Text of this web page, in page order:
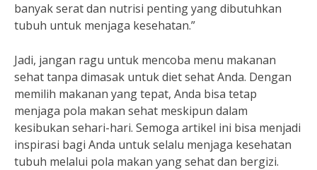
banyak serat dan nutrisi penting yang dibutuhkan
tubuh untuk menjaga kesehatan.”
Jadi, jangan ragu untuk mencoba menu makanan
sehat tanpa dimasak untuk diet sehat Anda. Dengan
memilih makanan yang tepat, Anda bisa tetap
menjaga pola makan sehat meskipun dalam
kesibukan sehari-hari. Semoga artikel ini bisa menjadi
inspirasi bagi Anda untuk selalu menjaga kesehatan
tubuh melalui pola makan yang sehat dan bergizi.